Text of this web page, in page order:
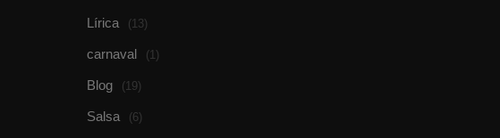
Lírica (13)
carnaval (1)
Blog (19)
Salsa (6)